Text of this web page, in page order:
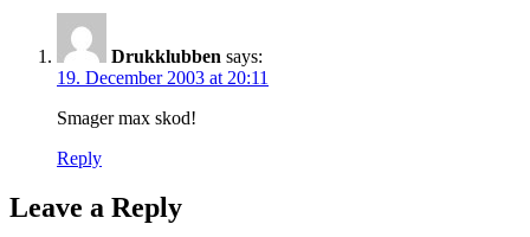
Drukklubben says:
19. December 2003 at 20:11
Smager max skod!
Reply
Leave a Reply